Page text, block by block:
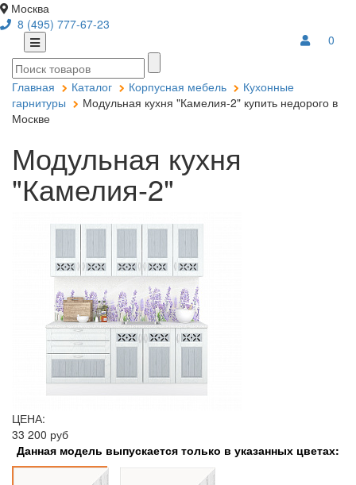
Москва
8 (495) 777-67-23
0
Главная Каталог Корпусная мебель
Кухонные
гарнитуры
Модульная кухня "Камелия-2" купить недорого в
Москве
Модульная кухня
"Камелия-2"
ЦЕНА:
33 200 руб
Данная модель выпускается только в указанных цветах: